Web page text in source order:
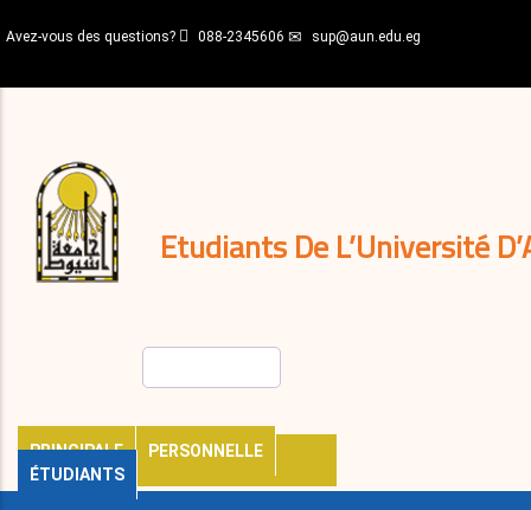
au
principal
Avez-vous des questions? 088-2345606 sup@aun.edu.eg
Etudiants De L’Université
PRINCIPALE
PERSONNELLE
ÉTUDIANTS
décisions
Expatriés
Journal